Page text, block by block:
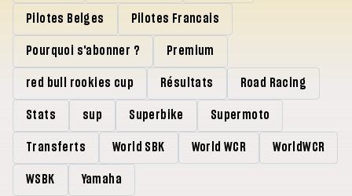
Pilotes Belges Pilotes Francais
Pourquoi s'abonner ? Premium
red bull rookies cup Résultats Road Racing
Stats sup Superbike Supermoto
Transferts World SBK World WCR WorldWCR
WSBK Yamaha